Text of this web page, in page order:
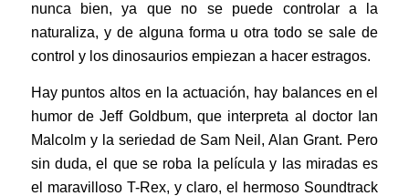
nunca bien, ya que no se puede controlar a la
naturaliza, y de alguna forma u otra todo se sale de
control y los dinosaurios empiezan a hacer estragos.
Hay puntos altos en la actuación, hay balances en el
humor de Jeff Goldbum, que interpreta al doctor Ian
Malcolm y la seriedad de Sam Neil, Alan Grant. Pero
sin duda, el que se roba la película y las miradas es
el maravilloso T-Rex, y claro, el hermoso Soundtrack